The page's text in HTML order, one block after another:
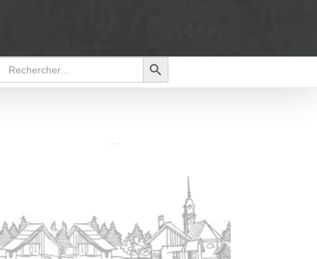
for:
Search Button